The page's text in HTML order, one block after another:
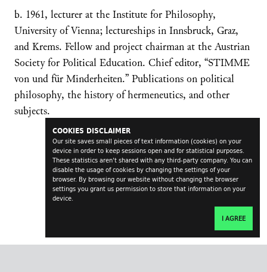
COOKIES DISCLAIMER
Our site saves small pieces of text information (cookies) on your
device in order to keep sessions open and for statistical purposes.
These statistics aren't shared with any third-party company. You can
disable the usage of cookies by changing the settings of your
browser. By browsing our website without changing the browser
settings you grant us permission to store that information on your
device.
I AGREE
b. 1961, lecturer at the Institute for Philosophy,
University of Vienna; lectureships in Innsbruck, Graz,
and Krems. Fellow and project chairman at the Austrian
Society for Political Education. Chief editor, “STIMME
von und für Minderheiten.” Publications on political
philosophy, the history of hermeneutics, and other
subjects.